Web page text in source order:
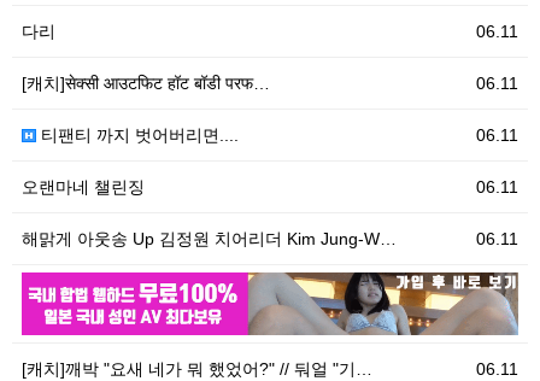
06.11
다리
06.11
[캐치]सेक्सी आउटफिट हॉट बॉडी परफ…
06.11
티팬티 까지 벗어버리면....
06.11
오랜마네 챌린징
06.11
해맑게 아웃송 Up 김정원 치어리더 Kim Jung-W…
06.11
06.11
[캐치]깨박 "요새 네가 뭐 했었어?" // 둬얼 "기…